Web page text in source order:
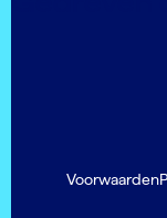
Voorwaarden